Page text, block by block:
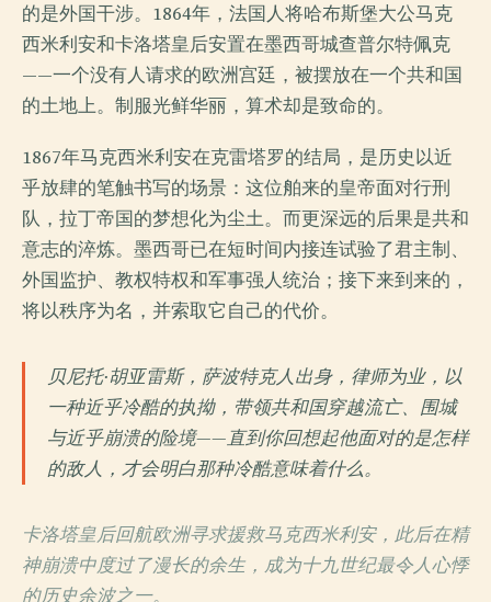
的是外国干涉。1864年，法国人将哈布斯堡大公马克
西米利安和卡洛塔皇后安置在墨西哥城查普尔特佩克
——一个没有人请求的欧洲宫廷，被摆放在一个共和国
的土地上。制服光鲜华丽，算术却是致命的。
1867年马克西米利安在克雷塔罗的结局，是历史以近
乎放肆的笔触书写的场景：这位舶来的皇帝面对行刑
队，拉丁帝国的梦想化为尘土。而更深远的后果是共和
意志的淬炼。墨西哥已在短时间内接连试验了君主制、
外国监护、教权特权和军事强人统治；接下来到来的，
将以秩序为名，并索取它自己的代价。
贝尼托·胡亚雷斯，萨波特克人出身，律师为业，以
一种近乎冷酷的执拗，带领共和国穿越流亡、围城
与近乎崩溃的险境——直到你回想起他面对的是怎样
的敌人，才会明白那种冷酷意味着什么。
卡洛塔皇后回航欧洲寻求援救马克西米利安，此后在精
神崩溃中度过了漫长的余生，成为十九世纪最令人心悸
的历史余波之一。